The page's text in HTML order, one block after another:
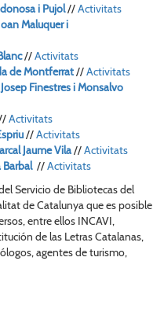
i Pujol//Activitats
Maluquer i
//Activitats
de Montferrat//Activitats
Finestres i Monsalvo
Activitats
//Activitats
Jaume Vila//Activitats
Barbal//Activitats
Servicio de Bibliotecas del
de Catalunya que es posible
entre ellos INCAVI,
de las Letras Catalanas,
agentes de turismo,